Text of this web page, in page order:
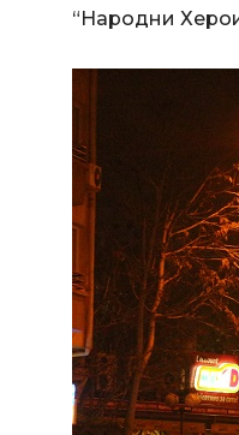
“Народни